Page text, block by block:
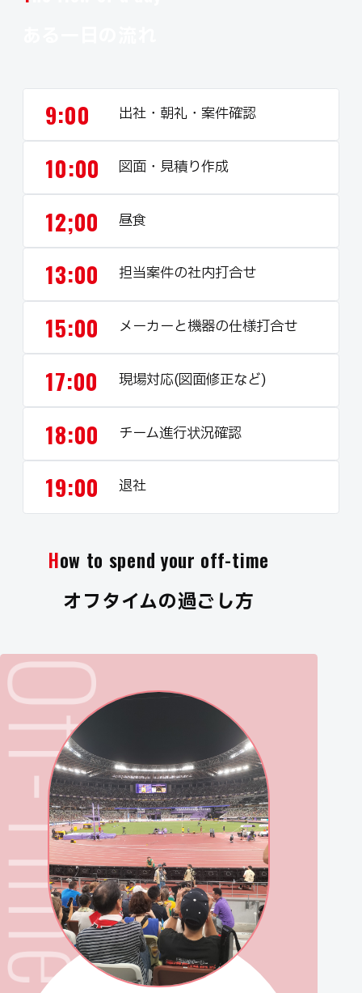
9:00 出社・朝礼・案件確認
10:00 図面・見積り作成
12;00 昼食
13:00 担当案件の社内打合せ
15:00 メーカーと機器の仕様打合せ
17:00 現場対応(図面修正など)
18:00 チーム進行状況確認
19:00 退社
How to spend your off-time
オフタイムの過ごし方